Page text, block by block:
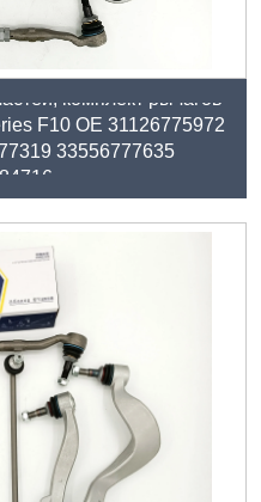
комплект рычагов
F10 OE 31126775972
33556777635